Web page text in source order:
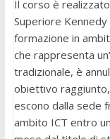
Il corso è
Superiore
formazione in
che rappresenta
tradizionale, è
obiettivo
escono dalla sede
ambito ICT entro